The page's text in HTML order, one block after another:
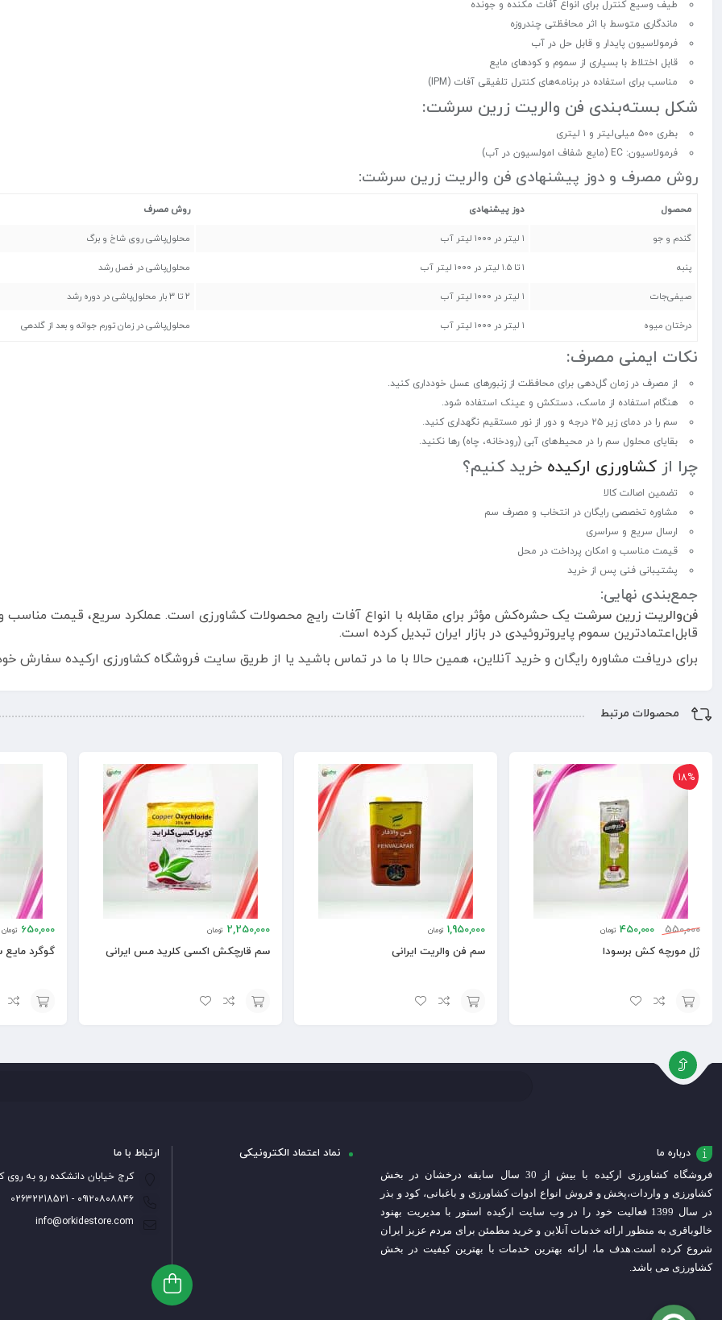
طیف وسیع کنترل برای انواع آفات مکنده و جونده
ماندگاری متوسط با اثر محافظتی چندروزه
فرمولاسیون پایدار و قابل حل در آب
قابل اختلاط با بسیاری از سموم و کودهای مایع
مناسب برای استفاده در برنامه‌های کنترل تلفیقی آفات (IPM)
شکل بسته‌بندی فن والریت زرین سرشت:
بطری ۵۰۰ میلی‌لیتر و ۱ لیتری
فرمولاسیون: EC (مایع شفاف امولسیون در آب)
روش مصرف و دوز پیشنهادی فن والریت زرین سرشت:
محصول دوز پیشنهادی روش مصرف
گندم و جو ۱ لیتر در ۱۰۰۰ لیتر آب محلول‌پاشی روی شاخ و برگ
پنبه ۱ تا ۱.۵ لیتر در ۱۰۰۰ لیتر آب محلول‌پاشی در فصل رشد
صیفی‌جات ۱ لیتر در ۱۰۰۰ لیتر آب ۲ تا ۳ بار محلول‌پاشی در دوره رشد
درختان میوه ۱ لیتر در ۱۰۰۰ لیتر آب محلول‌پاشی در زمان تورم جوانه و بعد از گلدهی
نکات ایمنی مصرف:
از مصرف در زمان گل‌دهی برای محافظت از زنبورهای عسل خودداری کنید.
هنگام استفاده از ماسک، دستکش و عینک استفاده شود.
سم را در دمای زیر ۲۵ درجه و دور از نور مستقیم نگهداری کنید.
بقایای محلول سم را در محیط‌های آبی (رودخانه، چاه) رها نکنید.
چرا از کشاورزی ارکیده خرید کنیم؟
تضمین اصالت کالا
مشاوره تخصصی رایگان در انتخاب و مصرف سم
ارسال سریع و سراسری
قیمت مناسب و امکان پرداخت در محل
پشتیبانی فنی پس از خرید
جمع‌بندی نهایی:
فن‌والریت زرین سرشت یک حشره‌کش مؤثر برای مقابله با انواع آفات رایج محصولات کشاورزی است. عملکرد سریع، قیمت
قابل‌اعتمادترین سموم پایروتروئیدی در بازار ایران تبدیل کرده است.
برای دریافت مشاوره رایگان و خرید آنلاین، همین حالا با ما در تماس باشید یا از طریق سایت فروشگاه کشاورزی ارکیده سفارش
محصولات مرتبط
18%
550,000
450,000 تومان
ژل مورچه کش برسودا
به
سبد
1,950,000 تومان
سم فن والریت ایرانی
2,250,000 تومان
سم قارچکش اکسی کلرید مس ایرانی
650,000 تومان
گوگرد مایع
درباره ما
فروشگاه کشاورزی ارکیده با بیش از 30 سال سابقه درخشان در بخش
کشاورزی و واردات،پخش و فروش انواع ادوات کشاورزی و باغبانی، کود و بذر
در سال 1399 فعالیت خود را در وب سایت ارکیده استور با مدیریت بهنود
خالوباقری به منظور ارائه خدمات آنلاین و خرید مطمئن برای مردم عزیز ایران
شروع کرده است.هدف ما، ارائه بهترین خدمات با بهترین کیفیت در بخش
کشاورزی می باشد.
نماد اعتماد الکترونیکی ارتباط با ما
کرج خیابان دانشکده رو به روی
۰۹۱۲۰۸۰۸۸۴۶ - 02632218521
info@orkidestore.com